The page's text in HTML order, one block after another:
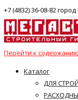
+7 (4832) 36-08-82
Перейти к содержанию
Каталог
ДЛЯ